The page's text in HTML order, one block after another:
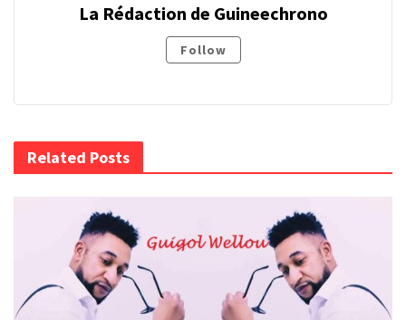
La Rédaction de Guineechrono
Follow
Related Posts